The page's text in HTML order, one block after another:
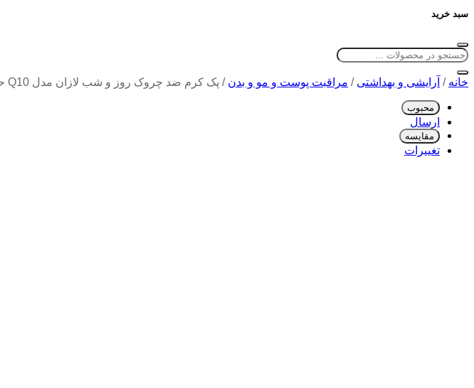
سبد خرید
خانه / آرایشی و بهداشتی / مراقبت پوست و مو و بدن / پک کرم ضد چروک روز و شب لازان مدل Q10 حجم 100 میلی‌لیتر
محبوب
ارسال
مقایسه
تغییرات